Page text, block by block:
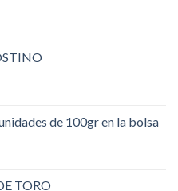
de 100gr en la bolsa
TORO